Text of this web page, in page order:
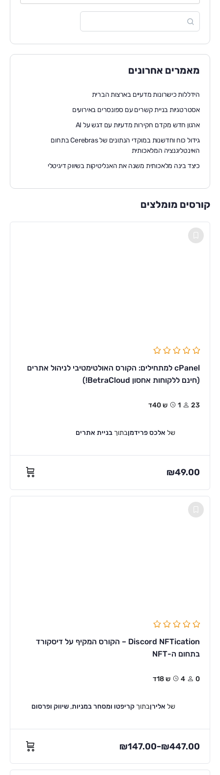
מאמרים אחרונים
הידללות כישרונות מדעיים בארצות הברית
אסטרטגיות בניית קשרים עם ספונסרים באירועים
ארגון חדש מקדם חקירות מדעיות עם דגש על AI
גידול כוח וחדשנות במוקדי הנתונים של Cerebras בתחום
האינטליגנציה המלאכותית
כיצד בינה מלאכותית משנה את האנליטיקות בשיווק דיגיטלי
קורסים מומלצים
cPanel למתחילים: הקורס האולטימטיבי לניהול אתרים
(חינם ללקוחות אחסון BetraCloud!)
23 1ש 40ד
של אלכס פרידמןבתוך בניית אתרים
₪49.00
Discord NFTication – הקורס המקיף על דיסקורד
בתחום ה-NFT
0 4ש 18ד
של אלירןבתוך קריפטו ומסחר במניות, שיווק ופרסום
₪147.00–₪447.00